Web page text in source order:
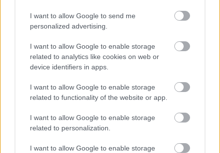
I want to allow Google to send me
personalized advertising.
I want to allow Google to enable storage
related to analytics like cookies on web or
device identifiers in apps.
I want to allow Google to enable storage
related to functionality of the website or app.
I want to allow Google to enable storage
related to personalization.
I want to allow Google to enable storage
3-3-3 rule: Ο κανόνας που θα αλλάξει τον τρόπο
που ντύνεσαι
ΓΥΝΑΙΚΟΚΤΟΝΙΑ